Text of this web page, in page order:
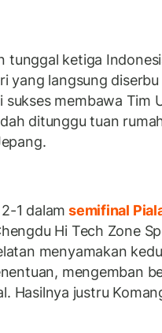
tunggal ketiga
yang langsung
sukses membawa Tim
ditunggu tuan
1 dalam semifinal
Hi Tech Zone
menyamakan
mengemban
Hasilnya justru